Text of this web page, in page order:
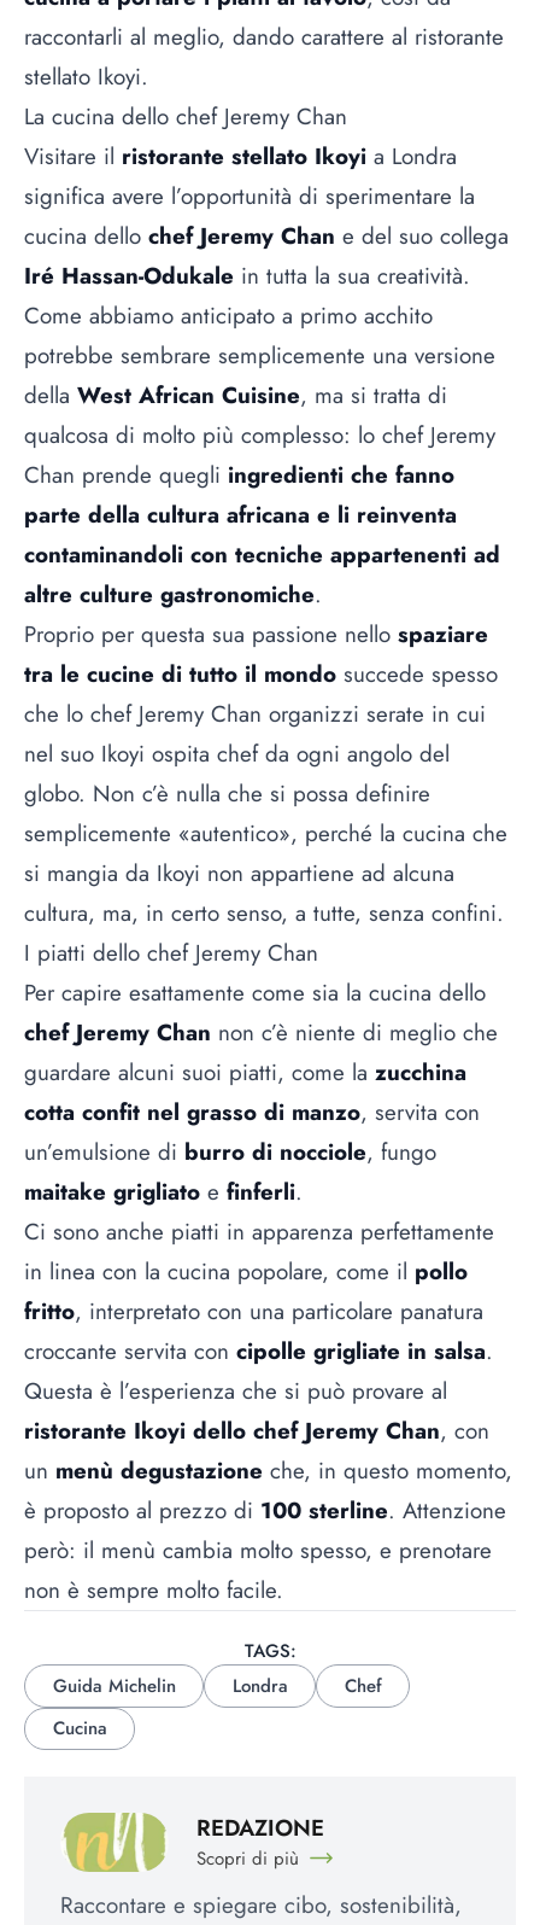
raccontarli al meglio, dando carattere al ristorante
stellato Ikoyi.
La cucina dello chef Jeremy Chan
Visitare il ristorante stellato Ikoyi a Londra
significa avere l’opportunità di sperimentare la
cucina dello chef Jeremy Chan e del suo collega
Iré Hassan-Odukale in tutta la sua creatività.
Come abbiamo anticipato a primo acchito
potrebbe sembrare semplicemente una versione
della West African Cuisine, ma si tratta di
qualcosa di molto più complesso: lo chef Jeremy
Chan prende quegli ingredienti che fanno
parte della cultura africana e li reinventa
contaminandoli con tecniche appartenenti ad
altre culture gastronomiche.
Proprio per questa sua passione nello spaziare
tra le cucine di tutto il mondo succede spesso
che lo chef Jeremy Chan organizzi serate in cui
nel suo Ikoyi ospita chef da ogni angolo del
globo. Non c’è nulla che si possa definire
semplicemente «autentico», perché la cucina che
si mangia da Ikoyi non appartiene ad alcuna
cultura, ma, in certo senso, a tutte, senza confini.
I piatti dello chef Jeremy Chan
Per capire esattamente come sia la cucina dello
chef Jeremy Chan non c’è niente di meglio che
guardare alcuni suoi piatti, come la zucchina
cotta confit nel grasso di manzo, servita con
un’emulsione di burro di nocciole, fungo
maitake grigliato e finferli.
Ci sono anche piatti in apparenza perfettamente
in linea con la cucina popolare, come il pollo
fritto, interpretato con una particolare panatura
croccante servita con cipolle grigliate in salsa.
Questa è l’esperienza che si può provare al
ristorante Ikoyi dello chef Jeremy Chan, con
un menù degustazione che, in questo momento,
è proposto al prezzo di 100 sterline. Attenzione
però: il menù cambia molto spesso, e prenotare
non è sempre molto facile.
TAGS:
Guida Michelin
Londra
Chef
Cucina
REDAZIONE
Scopri di più
Raccontare e spiegare cibo, sostenibilità,